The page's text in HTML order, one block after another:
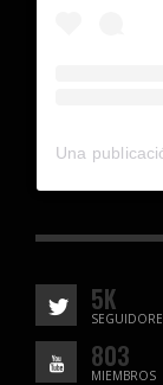
5K
803
MIEMBROS